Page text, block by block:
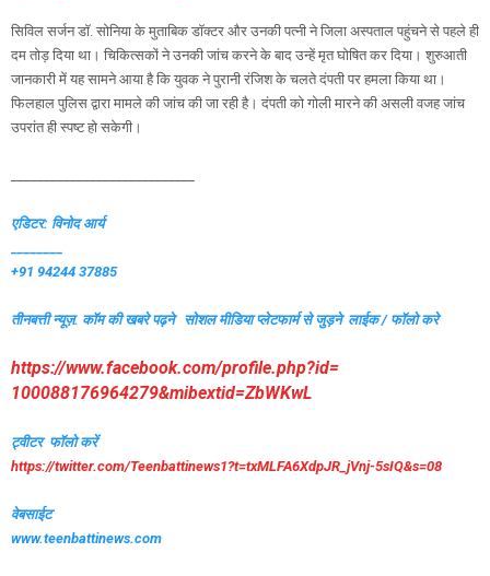
सिविल सर्जन डॉ. सोनिया के मुताबिक डॉक्टर और उनकी पत्नी ने जिला अस्पताल पहुंचने से पहले ही
दम तोड़ दिया था। चिकित्सकों ने उनकी जांच करने के बाद उन्हें मृत घोषित कर दिया। शुरुआती
जानकारी में यह सामने आया है कि युवक ने पुरानी रंजिश के चलते दंपती पर हमला किया था।
फिलहाल पुलिस द्वारा मामले की जांच की जा रही है। दंपती को गोली मारने की असली वजह जांच
उपरांत ही स्पष्ट हो सकेगी।
एडिटर: विनोद आर्य
+91 94244 37885
तीनबत्ती न्यूज़. कॉम की खबरे पढ़नेसोशल मीडिया प्लेटफार्म से जुड़ने लाईक / फॉलो करे
https://www.facebook.com/profile.php?id=
100088176964279&mibextid=ZbWKwL
ट्वीटर फॉलो करें
https://twitter.com/Teenbattinews1?t=txMLFA6XdpJR_ jVnj-5sIQ&s=08
वेबसाईट
www.teenbattinews.com